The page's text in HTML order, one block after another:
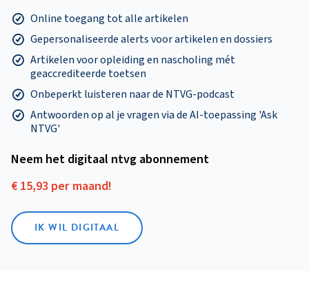
Online toegang tot alle artikelen
Gepersonaliseerde alerts voor artikelen en dossiers
Artikelen voor opleiding en nascholing mét
geaccrediteerde toetsen
Onbeperkt luisteren naar de NTVG-podcast
Antwoorden op al je vragen via de AI-toepassing 'Ask
NTVG'
Neem het digitaal ntvg abonnement
€ 15,93 per maand!
IK WIL DIGITAAL